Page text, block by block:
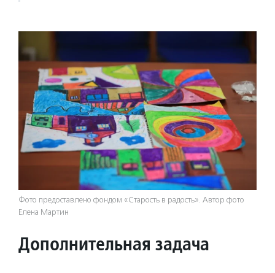
Фото предоставлено фондом «Старость в радость». Автор фото
Елена Мартин
Дополнительная задача